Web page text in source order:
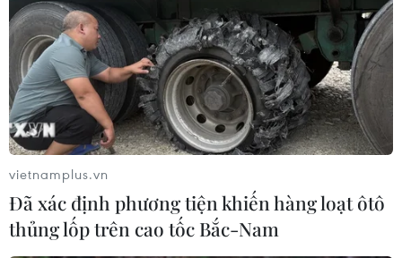
vietnamplus.vn
Đã xác định phương tiện khiến hàng loạt ôtô
thủng lốp trên cao tốc Bắc-Nam